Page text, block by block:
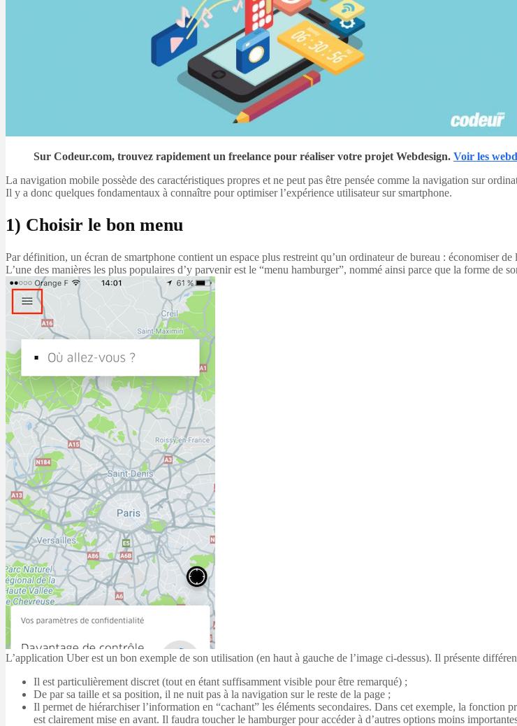
Sur Codeur.com, trouvez rapidement un freelance pour réaliser votre projet Webdesign. Voir les
La navigation mobile possède des caractéristiques propres et ne peut pas être pensée comme la navigation sur
Il y a donc quelques fondamentaux à connaître pour optimiser l’expérience utilisateur sur smartphone.
1) Choisir le bon menu
Par définition, un écran de smartphone contient un espace plus restreint qu’un ordinateur de bureau : économiser
L’une des manières les plus populaires d’y parvenir est le “menu hamburger”, nommé ainsi parce que la forme de
L’application Uber est un bon exemple de son utilisation (en haut à gauche de l’image ci-dessus). Il présente
Il est particulièrement discret (tout en étant suffisamment visible pour être remarqué) ;
De par sa taille et sa position, il ne nuit pas à la navigation sur le reste de la page ;
Il permet de hiérarchiser l’information en “cachant” les éléments secondaires. Dans cet exemple, la
est clairement mise en avant. Il faudra toucher le hamburger pour accéder à d’autres options moins